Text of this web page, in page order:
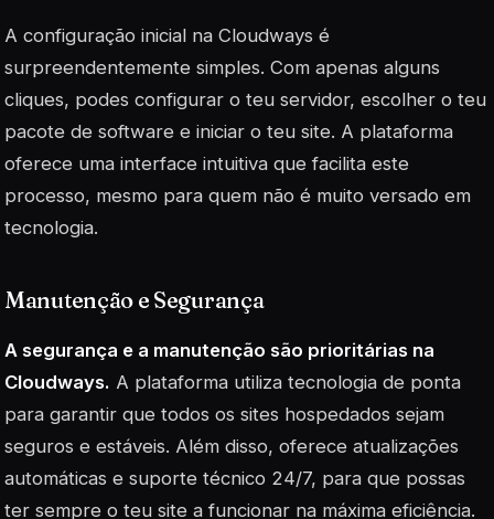
A configuração inicial na Cloudways é
surpreendentemente simples. Com apenas alguns
cliques, podes configurar o teu servidor, escolher o teu
pacote de software e iniciar o teu site. A plataforma
oferece uma interface intuitiva que facilita este
processo, mesmo para quem não é muito versado em
tecnologia.
Manutenção e Segurança
A segurança e a manutenção são prioritárias na
Cloudways. A plataforma utiliza tecnologia de ponta
para garantir que todos os sites hospedados sejam
seguros e estáveis. Além disso, oferece atualizações
automáticas e suporte técnico 24/7, para que possas
ter sempre o teu site a funcionar na máxima eficiência.